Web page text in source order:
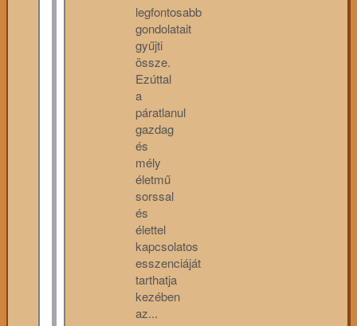
legfontosabb
gondolatait
gyűjti
össze.
Ezúttal
a
páratlanul
gazdag
és
mély
életmű
sorssal
és
élettel
kapcsolatos
esszenciáját
tarthatja
kezében
az...